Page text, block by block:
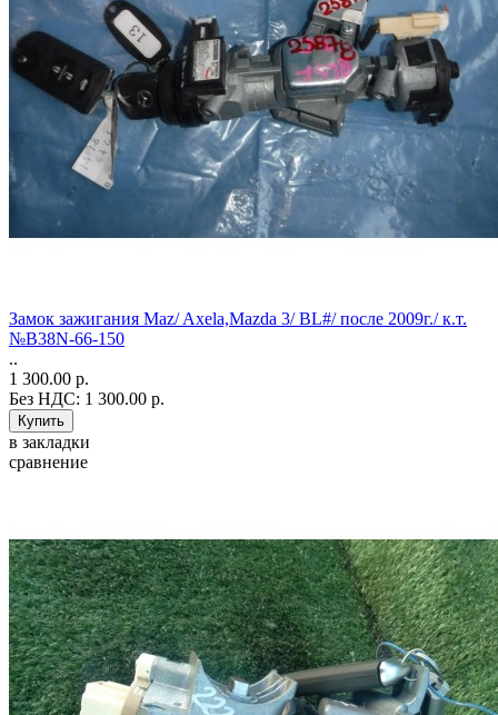
Замок зажигания Maz/ Axela,Mazda 3/ BL#/ после 2009г./ к.т.
№B38N-66-150
..
1 300.00 р.
Без НДС: 1 300.00 р.
в закладки
сравнение